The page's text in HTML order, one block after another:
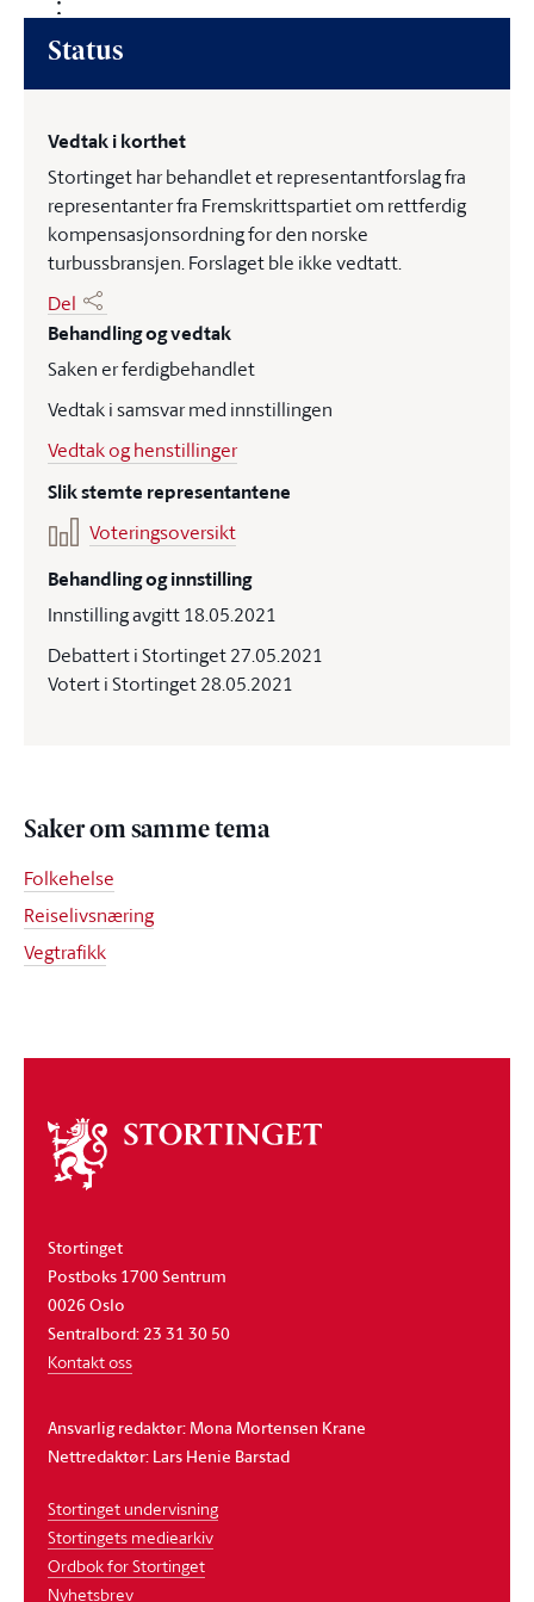
Status
Vedtak i korthet
Stortinget har behandlet et representantforslag fra
representanter fra Fremskrittspartiet om rettferdig
kompensasjonsordning for den norske
turbussbransjen. Forslaget ble ikke vedtatt.
Del
Behandling og vedtak
Saken er ferdigbehandlet
Vedtak i samsvar med innstillingen
Vedtak og henstillinger
Slik stemte representantene
Voteringsoversikt
Behandling og innstilling
Innstilling avgitt 18.05.2021
Debattert i Stortinget 27.05.2021
Votert i Stortinget 28.05.2021
Saker om samme tema
Folkehelse
Reiselivsnæring
Vegtrafikk
Om
stortinget
Stortinget
Postboks 1700 Sentrum
0026 Oslo
Sentralbord: 23 31 30 50
Kontakt oss
Ansvarlig redaktør: Mona Mortensen Krane
Nettredaktør: Lars Henie Barstad
Stortinget undervisning
Stortingets mediearkiv
Ordbok for Stortinget
Nyhetsbrev